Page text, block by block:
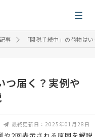
事 「関税手続中」の荷物は
つ届く？実例や
最終更新日：2025年01月28日